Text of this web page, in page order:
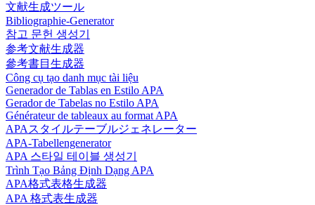
文献生成ツール
Bibliographie-Generator
참고 문헌 생성기
参考文献生成器
參考書目生成器
Công cụ tạo danh mục tài liệu
Generador de Tablas en Estilo APA
Gerador de Tabelas no Estilo APA
Générateur de tableaux au format APA
APAスタイルテーブルジェネレーター
APA-Tabellengenerator
APA 스타일 테이블 생성기
Trình Tạo Bảng Định Dạng APA
APA格式表格生成器
APA 格式表生成器